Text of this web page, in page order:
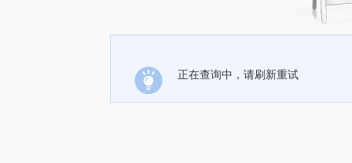
正在查询中，请刷新重试